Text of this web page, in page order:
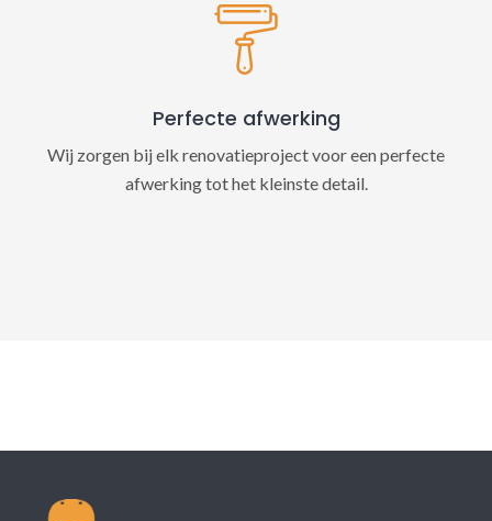
Perfecte afwerking
Wij zorgen bij elk renovatieproject voor een perfecte
afwerking tot het kleinste detail.